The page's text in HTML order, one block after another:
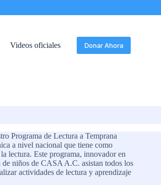
Videos oficiales Donar Ahora
Programa de Lectura a Temprana
a nivel nacional que tiene como
lectura. Este programa, innovador en
niños de CASA A.C. asistan todos los
actividades de lectura y aprendizaje